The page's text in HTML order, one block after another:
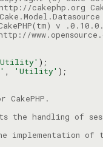
, 'Utility'
the handling of
of